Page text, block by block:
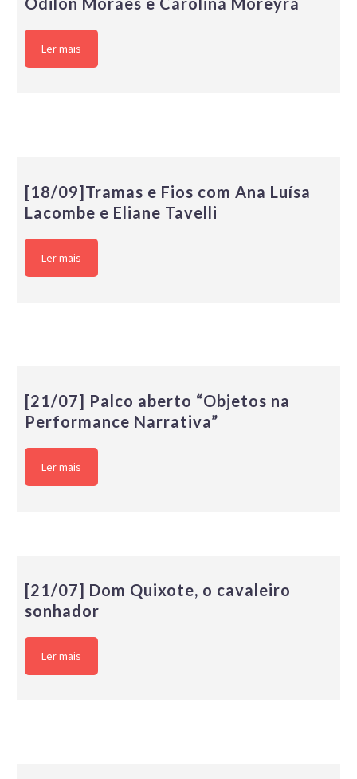
Ler mais
[18/09]Tramas e Fios com Ana Luísa
Lacombe e Eliane Tavelli
Ler mais
[21/07] Palco aberto “Objetos na
Performance Narrativa”
Ler mais
[21/07] Dom Quixote, o cavaleiro
sonhador
Ler mais